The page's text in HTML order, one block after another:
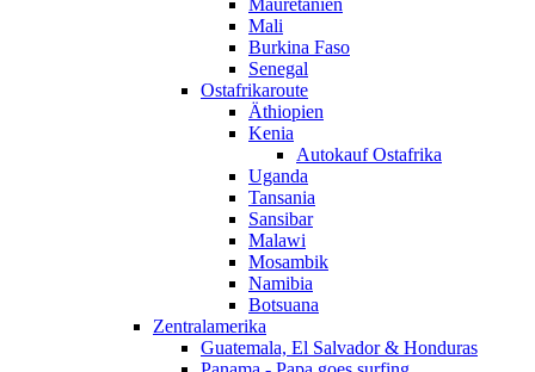
Mauretanien
Mali
Burkina Faso
Senegal
Ostafrikaroute
Äthiopien
Kenia
Autokauf Ostafrika
Uganda
Tansania
Sansibar
Malawi
Mosambik
Namibia
Botsuana
Zentralamerika
Guatemala, El Salvador & Honduras